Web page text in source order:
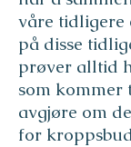
våre tidligere
på disse
prøver alltid
som kommer
avgjøre om
for